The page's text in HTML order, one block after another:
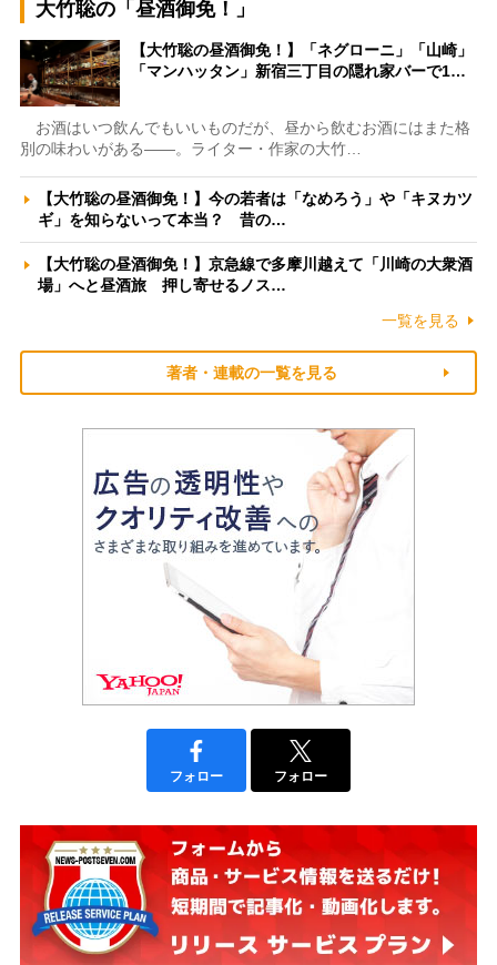
大竹聡の「昼酒御免！」
【大竹聡の昼酒御免！】「ネグローニ」「山崎」
「マンハッタン」新宿三丁目の隠れ家バーで1…
お酒はいつ飲んでもいいものだが、昼から飲むお酒にはまた格
別の味わいがある――。ライター・作家の大竹…
【大竹聡の昼酒御免！】今の若者は「なめろう」や「キヌカツ
ギ」を知らないって本当？ 昔の…
【大竹聡の昼酒御免！】京急線で多摩川越えて「川崎の大衆酒
場」へと昼酒旅 押し寄せるノス…
一覧を見る
著者・連載の一覧を見る
フォロー フォロー